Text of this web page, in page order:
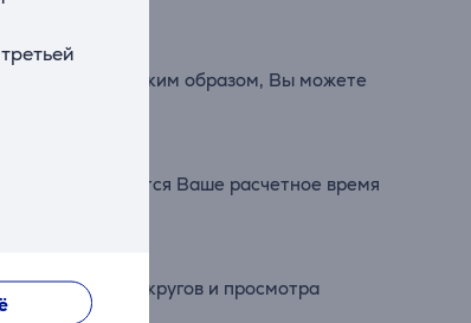
Connect. Таким образом, Вы можете
часов появится Ваше расчетное время
кругов и просмотра